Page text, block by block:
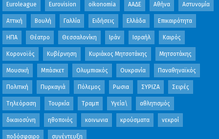
Euroleague Eurovision oikonomia ΑΑΔΕ Αθήνα Αστυνομία
Αττική Βουλή Γαλλία Ειδήσεις Ελλάδα Επικαιρότητα
ΗΠΑ Θέατρο Θεσσαλονίκη Ιράν Ισραήλ Καιρός
Κορονοϊός Κυβέρνηση Κυριάκος Μητσοτάκης Μητσοτάκης
Μουσική Μπάσκετ Ολυμπιακός Ουκρανία Παναθηναϊκός
Πολιτική Πυρκαγιά Πόλεμος Ρωσια ΣΥΡΙΖΑ Σειρές
Τηλεόραση Τουρκία Τραμπ Υγεία\ αθλητισμός
δικαιοσύνη ηθοποιός κοινωνια κρούσματα νεκροί
ποδόσφαιρο συνέντευξη